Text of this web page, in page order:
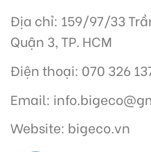
Địa chỉ: 159/97/33
Quận 3, TP. HCM
Điện thoại: 070 326
Email:
Website: bigeco.vn